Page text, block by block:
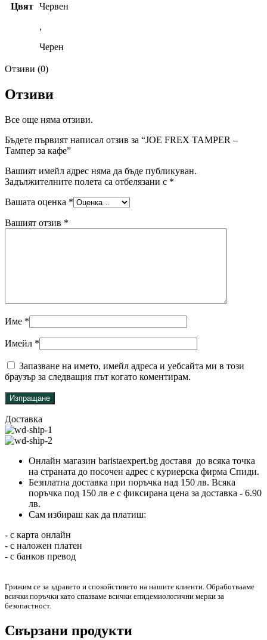
Цвят
Червен
,
Черен
Отзиви (0)
Отзиви
Все още няма отзиви.
Бъдете първият написал отзив за “JOE FREX TAMPER –
Тампер за кафе”
Вашият имейл адрес няма да бъде публикуван.
Задължителните полета са отбелязани с *
Вашата оценка *
Вашият отзив *
Име *
Имейл *
Запазване на името, имейл адреса и уебсайта ми в този
браузър за следващия път когато коментирам.
Доставка
Онлайн магазин baristaexpert.bg доставя до всяка точка
на страната до посочен адрес с куриерска фирма Спиди.
Безплатна доставка при поръчка над 150 лв. Всяка
поръчка под 150 лв е с фиксирана цена за доставка - 6.90
лв.
Сам избираш как да платиш:
- с карта онлайн
- с наложен платен
- с банков превод
Грижим се за здравето и спокойстивето на нашите клиенти. Обработвааме
всички поръчки като спазваме всички епидемиологични мерки за
безопастност.
Свързани продукти